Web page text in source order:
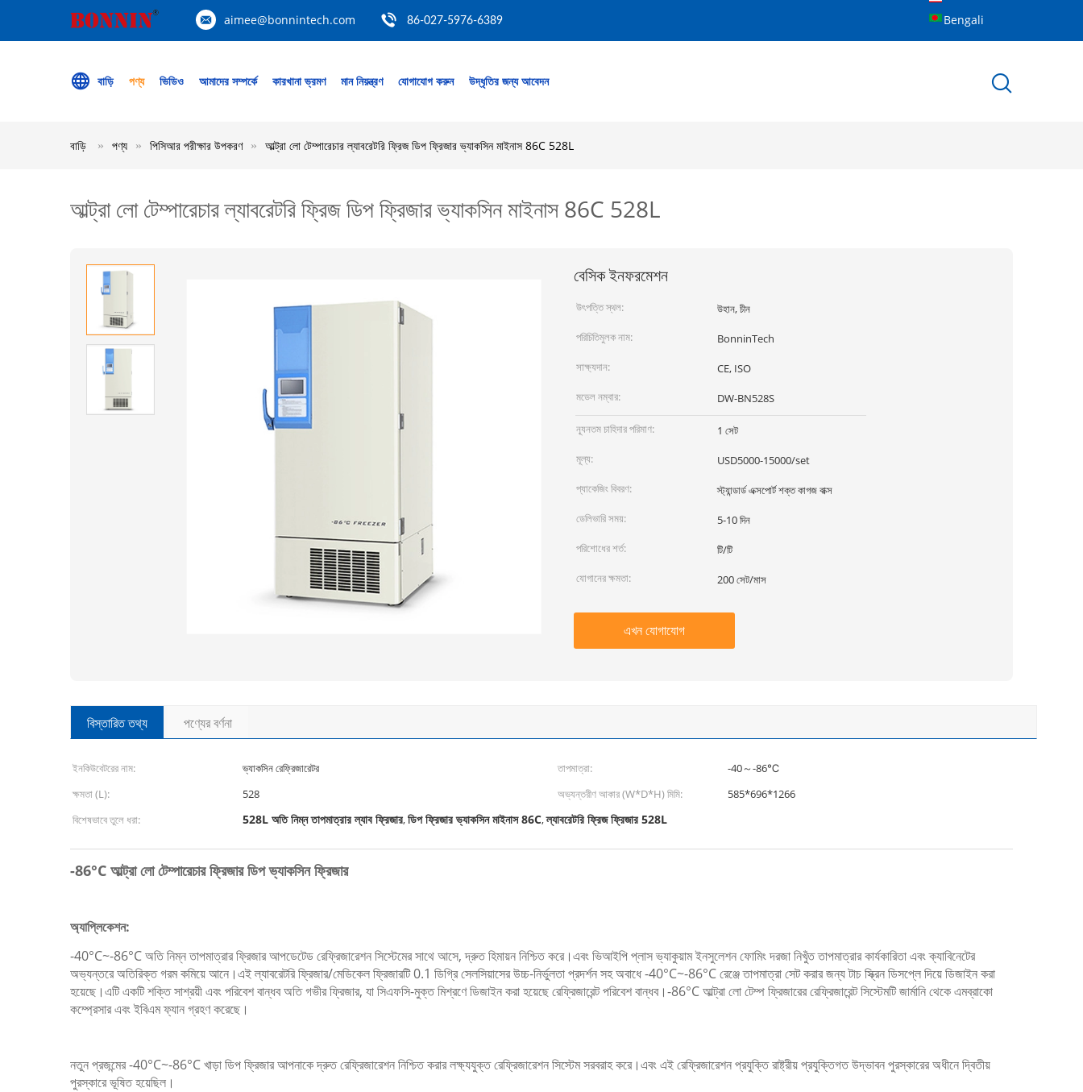
aimee@bonnintech.com 86-027-5976-6389 Bengali
বাড়ি পণ্য ভিডিও আমাদের সম্পর্কে কারখানা ভ্রমণ মান নিয়ন্ত্রণ যোগাযোগ করুন উদ্ধৃতির জন্য আবেদন
বাড়ি পণ্য পিসিআর পরীক্ষার উপকরণ আল্ট্রা লো টেম্পারেচার ল্যাবরেটরি ফ্রিজ ডিপ ফ্রিজার ভ্যাকসিন মাইনাস 86C 528L
আল্ট্রা লো টেম্পারেচার ল্যাবরেটরি ফ্রিজ ডিপ ফ্রিজার ভ্যাকসিন মাইনাস 86C 528L
বেসিক ইনফরমেশন
উৎপত্তি স্থল:
উহান, চীন
পরিচিতিমুলক নাম:
BonninTech
সাক্ষ্যদান:
CE, ISO
মডেল নম্বার:
DW-BN528S
ন্যূনতম চাহিদার পরিমাণ:
1 সেট
মূল্য:
USD5000-15000/set
প্যাকেজিং বিবরণ:
স্ট্যান্ডার্ড এক্সপোর্ট শক্ত কাগজ বাক্স
ডেলিভারি সময়:
5-10 দিন
পরিশোধের শর্ত:
টি/টি
যোগানের ক্ষমতা:
200 সেট/মাস
এখন যোগাযোগ
বিস্তারিত তথ্য পণ্যের বর্ণনা
ইনকিউবেটরের নাম: ভ্যাকসিন রেফ্রিজারেটর তাপমাত্রা:
-40～-86℃
ক্ষমতা (L):
528 অভ্যন্তরীণ আকার (W*D*H) মিমি:
585*696*1266
বিশেষভাবে তুলে ধরা:
528L অতি নিম্ন তাপমাত্রার ল্যাব ফ্রিজার,ডিপ ফ্রিজার ভ্যাকসিন মাইনাস 86C,ল্যাবরেটরি ফ্রিজ ফ্রিজার 528L
-86°C আল্ট্রা লো টেম্পারেচার ফ্রিজার ডিপ ভ্যাকসিন ফ্রিজার
অ্যাপ্লিকেশন:
-40°C~-86°C অতি নিম্ন তাপমাত্রার ফ্রিজার আপডেটেড রেফ্রিজারেশন সিস্টেমের সাথে আসে, দ্রুত হিমায়ন নিশ্চিত করে।এবং ভিআইপি প্লাস ভ্যাকুয়াম ইনসুলেশন ফোমিং দরজা নিখুঁত তাপমাত্রার কার্যকারিতা এবং ক্যাবিনেটের
অভ্যন্তরে অতিরিক্ত গরম কমিয়ে আনে।এই ল্যাবরেটরি ফ্রিজার/মেডিকেল ফ্রিজারটি 0.1 ডিগ্রি সেলসিয়াসের উচ্চ-নির্ভুলতা প্রদর্শন সহ অবাধে -40°C~-86°C রেঞ্জে তাপমাত্রা সেট করার জন্য টাচ স্ক্রিন ডিসপ্লে দিয়ে ডিজাইন করা
হয়েছে।এটি একটি শক্তি সাশ্রয়ী এবং পরিবেশ বান্ধব অতি গভীর ফ্রিজার, যা সিএফসি-মুক্ত মিশ্রণে ডিজাইন করা হয়েছে রেফ্রিজারেন্ট পরিবেশ বান্ধব।-86°C আল্ট্রা লো টেম্প ফ্রিজারের রেফ্রিজারেন্ট সিস্টেমটি জার্মানি থেকে এমব্রাকো
কম্প্রেসার এবং ইবিএম ফ্যান গ্রহণ করেছে।
নতুন প্রজন্মের -40°C~-86°C খাড়া ডিপ ফ্রিজার আপনাকে দ্রুত রেফ্রিজারেশন নিশ্চিত করার লক্ষ্যযুক্ত রেফ্রিজারেশন সিস্টেম সরবরাহ করে।এবং এই রেফ্রিজারেশন প্রযুক্তি রাষ্ট্রীয় প্রযুক্তিগত উদ্ভাবন পুরস্কারের অধীনে দ্বিতীয়
পুরস্কারে ভূষিত হয়েছিল।